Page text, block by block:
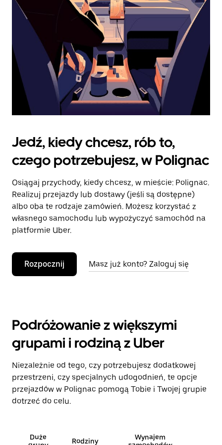
kalendarz.
Jedź, kiedy chcesz, rób to,
czego potrzebujesz, w Polignac
Osiągaj przychody, kiedy chcesz, w mieście: Polignac.
Realizuj przejazdy lub dostawy (jeśli są dostępne)
albo oba te rodzaje zamówień. Możesz korzystać z
własnego samochodu lub wypożyczyć samochód na
platformie Uber.
Rozpocznij Masz już konto? Zaloguj się
Podróżowanie z większymi
grupami i rodziną z Uber
Niezależnie od tego, czy potrzebujesz dodatkowej
przestrzeni, czy specjalnych udogodnień, te opcje
przejazdów w Polignac pomogą Tobie i Twojej grupie
dotrzeć do celu.
Duże
Rodziny
Wynajem